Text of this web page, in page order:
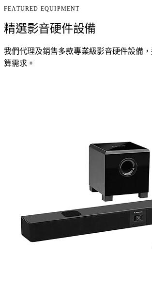
FEATURED EQUIPMENT
精選影音硬件設備
我們代理及銷售多款專業級影音硬件設備
算需求。